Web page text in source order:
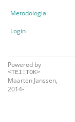
Metodologia
Login
Powered by
<TEI:TOK>
Maarten Janssen,
2014-